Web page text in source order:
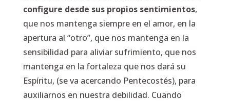
configure desde sus propios sentimientos,
que nos mantenga siempre en el amor, en la
apertura al “otro”, que nos mantenga en la
sensibilidad para aliviar sufrimiento, que nos
mantenga en la fortaleza que nos dará su
Espíritu, (se va acercando Pentecostés), para
auxiliarnos en nuestra debilidad. Cuando